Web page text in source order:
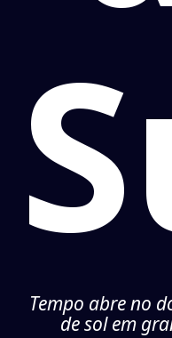
Tempo abre no
de sol em